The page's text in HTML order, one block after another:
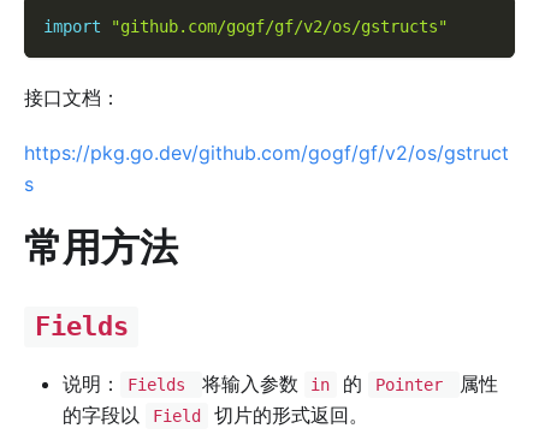
import "github.com/gogf/gf/v2/os/gstructs"
接口文档：
https://pkg.go.dev/github.com/gogf/gf/v2/os/gstruct
s
常用方法
Fields
说明： Fields 将输入参数 in 的 Pointer
属性
的字段以
Field
切片的形式返回。